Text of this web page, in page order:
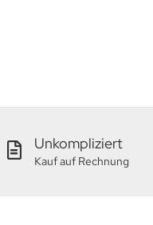
Unkompliziert
Kauf auf Rechnung